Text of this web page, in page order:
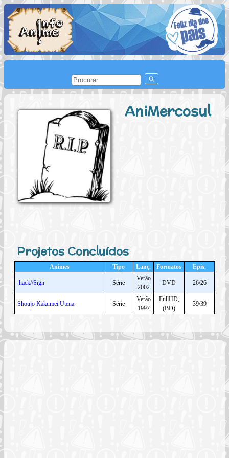
AniMercosul
Projetos Concluídos
Animes Tipo Lanç. Formatos Epis.
.hack//Sign Série
Verão
2002
DVD 26/26
Shoujo Kakumei Utena Série
Verão
1997
FullHD,
(BD)
39/39